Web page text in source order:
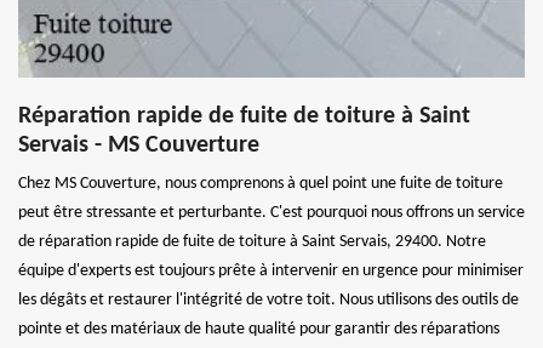
Réparation rapide de fuite de toiture à Saint
Servais - MS Couverture
Chez MS Couverture, nous comprenons à quel point une fuite de toiture
peut être stressante et perturbante. C'est pourquoi nous offrons un service
de réparation rapide de fuite de toiture à Saint Servais, 29400. Notre
équipe d'experts est toujours prête à intervenir en urgence pour minimiser
les dégâts et restaurer l'intégrité de votre toit. Nous utilisons des outils de
pointe et des matériaux de haute qualité pour garantir des réparations